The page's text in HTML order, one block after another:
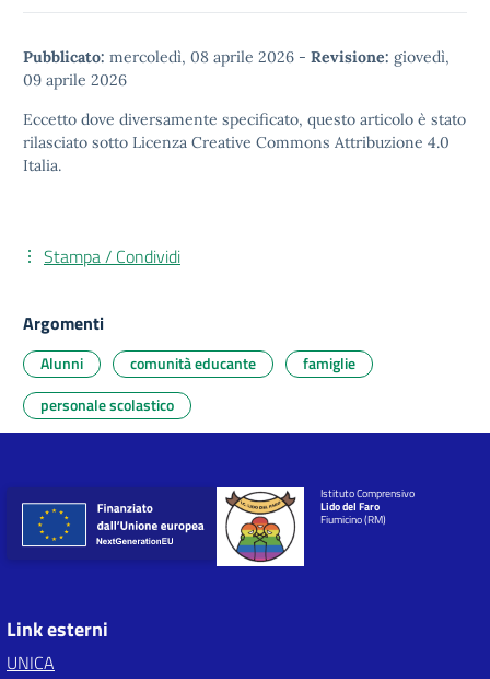
Pubblicato: mercoledì, 08 aprile 2026 - Revisione: giovedì,
09 aprile 2026
Eccetto dove diversamente specificato, questo articolo è stato
rilasciato sotto Licenza Creative Commons Attribuzione 4.0
Italia.
Stampa / Condividi
Argomenti
Alunni comunità educante
famiglie
personale scolastico
Istituto Comprensivo
Lido del Faro
Fiumicino (RM)
Link esterni
UNICA